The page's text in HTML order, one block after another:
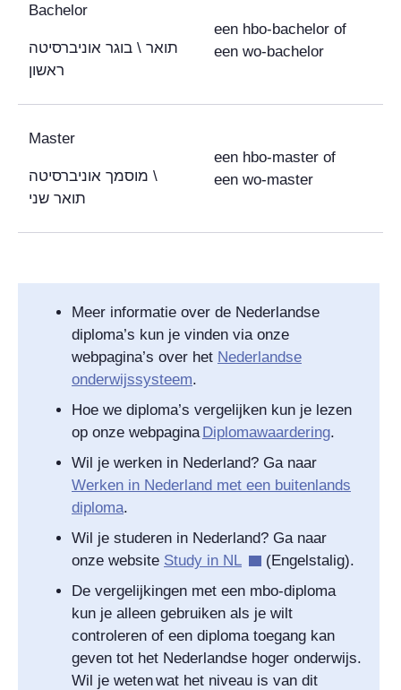
Bachelor
בוגר אוניברסיטה \ תואר
ראשון
een hbo-bachelor of
een wo-bachelor
Master
מוסמך אוניברסיטה \
תואר שני
een hbo-master of
een wo-master
Meer informatie over de Nederlandse
diploma’s kun je vinden via onze
webpagina’s over het Nederlandse
onderwijssysteem.
Hoe we diploma’s vergelijken kun je lezen
op onze webpaginaDiplomawaardering.
Wil je werken in Nederland? Ga naar
Werken in Nederland met een buitenlands
diploma.
Wil je studeren in Nederland? Ga naar
onze website Study in NL
(Engelstalig).
De vergelijkingen met een mbo-diploma
kun je alleen gebruiken als je wilt
controleren of een diploma toegang kan
geven tot het Nederlandse hoger onderwijs.
Wil je weten wat het niveau is van dit